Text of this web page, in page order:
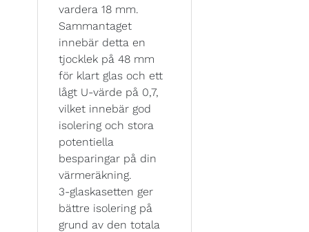
vardera 18 mm.
Sammantaget
innebär detta en
tjocklek på 48 mm
för klart glas och ett
lågt U-värde på 0,7,
vilket innebär god
isolering och stora
potentiella
besparingar på din
värmeräkning.
3-glaskasetten ger
bättre isolering på
grund av den totala